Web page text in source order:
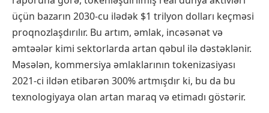
üçün bazarın 2030-cu ilədək $1 trilyon dolları keçməsi
proqnozlaşdırılır. Bu artım, əmlak, incəsənət və
əmtəələr kimi sektorlarda artan qəbul ilə dəstəklənir.
Məsələn, kommersiya əmlaklarının tokenizasiyası
2021-ci ildən etibarən 300% artmışdır ki, bu da bu
texnologiyaya olan artan maraq və etimadı göstərir.